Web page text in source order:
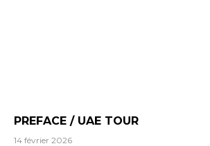
PREFACE / UAE TOUR
14 février 2026